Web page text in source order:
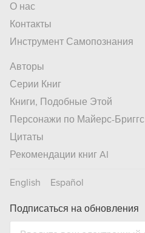
О нас
Контакты
Инструмент Самопознания
Авторы
Серии Книг
Книги, Подобные Этой
Персонажи по Майерс-Бриггс
Цитаты
Рекомендации книг AI
English Español
Подписаться на обновления